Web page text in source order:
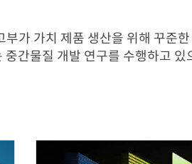
가 가치 제품 생산을 위해 꾸준
간물질 개발 연구를 수행하고